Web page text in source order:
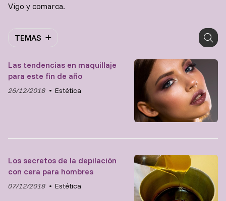
Vigo y comarca.
TEMAS
Las tendencias en maquillaje
para este fin de año
26/12/2018 Estética
Los secretos de la depilación
con cera para hombres
07/12/2018 Estética